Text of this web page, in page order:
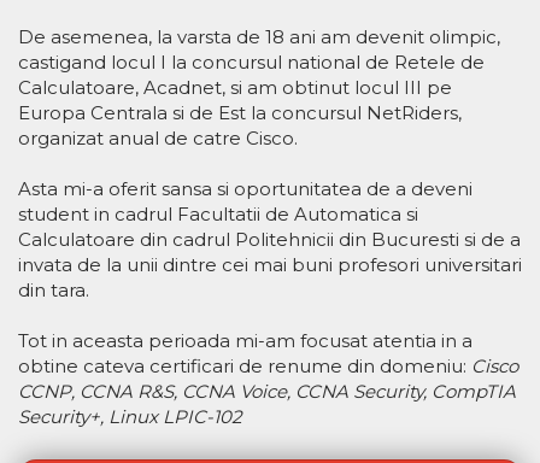
De asemenea, la varsta de 18 ani am devenit olimpic,
castigand locul I la concursul national de Retele de
Calculatoare, Acadnet, si am obtinut locul III pe
Europa Centrala si de Est la concursul NetRiders,
organizat anual de catre Cisco.
Asta mi-a oferit sansa si oportunitatea de a deveni
student in cadrul Facultatii de Automatica si
Calculatoare din cadrul Politehnicii din Bucuresti si de a
invata de la unii dintre cei mai buni profesori universitari
din tara.
Tot in aceasta perioada mi-am focusat atentia in a
obtine cateva certificari de renume din domeniu: Cisco
CCNP, CCNA R&S, CCNA Voice, CCNA Security, CompTIA
Security+, Linux LPIC-102